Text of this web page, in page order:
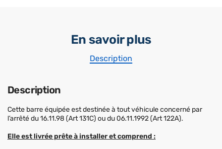
En savoir plus
Description
Description
Cette barre équipée est destinée à tout véhicule concerné par
l’arrêté du 16.11.98 (Art 131C) ou du 06.11.1992 (Art 122A).
Elle est livrée prête à installer et comprend :